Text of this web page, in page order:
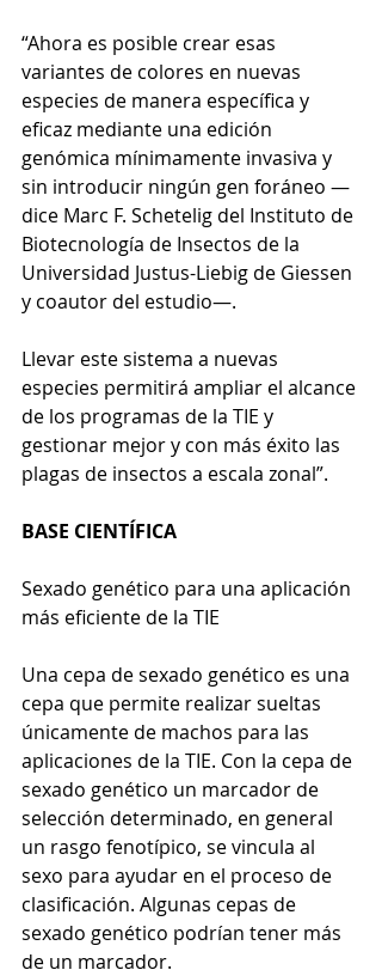
“Ahora es posible crear esas
variantes de colores en nuevas
especies de manera específica y
eficaz mediante una edición
genómica mínimamente invasiva y
sin introducir ningún gen foráneo —
dice Marc F. Schetelig del Instituto de
Biotecnología de Insectos de la
Universidad Justus-Liebig de Giessen
y coautor del estudio—.
Llevar este sistema a nuevas
especies permitirá ampliar el alcance
de los programas de la TIE y
gestionar mejor y con más éxito las
plagas de insectos a escala zonal”.
BASE CIENTÍFICA
Sexado genético para una aplicación
más eficiente de la TIE
Una cepa de sexado genético es una
cepa que permite realizar sueltas
únicamente de machos para las
aplicaciones de la TIE. Con la cepa de
sexado genético un marcador de
selección determinado, en general
un rasgo fenotípico, se vincula al
sexo para ayudar en el proceso de
clasificación. Algunas cepas de
sexado genético podrían tener más
de un marcador.